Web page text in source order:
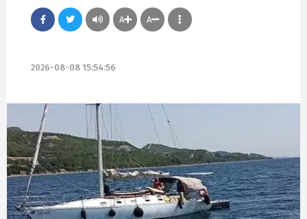
A A
2026-08-08 15:54:56